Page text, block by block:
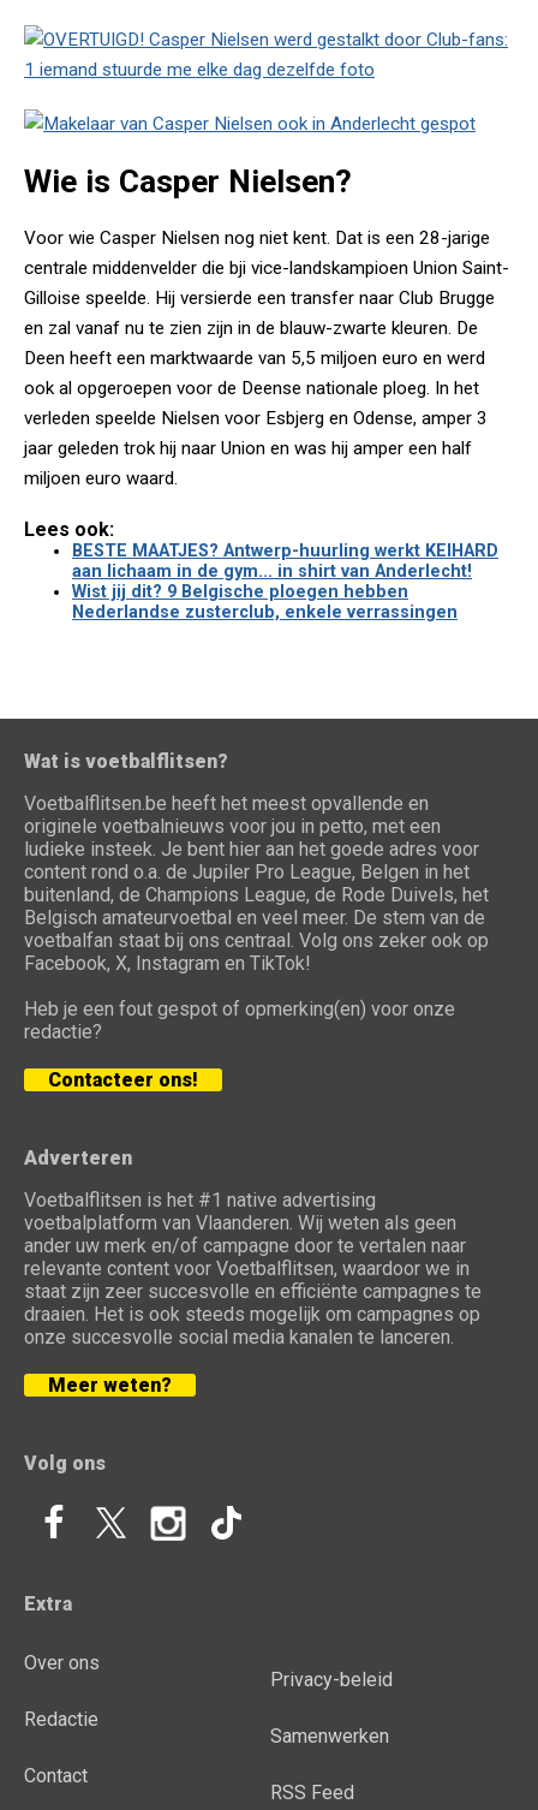
Wie is Casper Nielsen?
Voor wie Casper Nielsen nog niet kent. Dat is een 28-jarige
centrale middenvelder die bji vice-landskampioen Union Saint-
Gilloise speelde. Hij versierde een transfer naar Club Brugge
en zal vanaf nu te zien zijn in de blauw-zwarte kleuren. De
Deen heeft een marktwaarde van 5,5 miljoen euro en werd
ook al opgeroepen voor de Deense nationale ploeg. In het
verleden speelde Nielsen voor Esbjerg en Odense, amper 3
jaar geleden trok hij naar Union en was hij amper een half
miljoen euro waard.
Lees ook:
BESTE MAATJES? Antwerp-huurling werkt KEIHARD
aan lichaam in de gym... in shirt van Anderlecht!
Wist jij dit? 9 Belgische ploegen hebben
Nederlandse zusterclub, enkele verrassingen
Wat is voetbalflitsen?
Voetbalflitsen.be heeft het meest opvallende en
originele voetbalnieuws voor jou in petto, met een
ludieke insteek. Je bent hier aan het goede adres voor
content rond o.a. de Jupiler Pro League, Belgen in het
buitenland, de Champions League, de Rode Duivels, het
Belgisch amateurvoetbal en veel meer. De stem van de
voetbalfan staat bij ons centraal. Volg ons zeker ook op
Facebook, X, Instagram en TikTok!
Heb je een fout gespot of opmerking(en) voor onze
redactie?
Contacteer ons!
Adverteren
Voetbalflitsen is het #1 native advertising
voetbalplatform van Vlaanderen. Wij weten als geen
ander uw merk en/of campagne door te vertalen naar
relevante content voor Voetbalflitsen, waardoor we in
staat zijn zeer succesvolle en efficiënte campagnes te
draaien. Het is ook steeds mogelijk om campagnes op
onze succesvolle social media kanalen te lanceren.
Meer weten?
Volg ons
Extra
Over ons
Redactie
Contact
Privacy-beleid
Samenwerken
RSS Feed